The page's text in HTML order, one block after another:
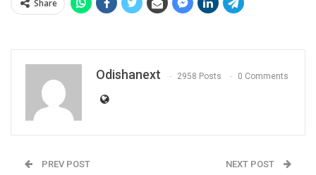
Share
Odishanext 2958 Posts 0 Comments
PREV POST NEXT POST